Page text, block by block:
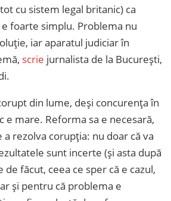
cu sistem legal britanic) ca
foarte simplu. Problema nu
iar aparatul judiciar în
scrie jurnalista de la București,
din lume, deși concurența în
e mare. Reforma sa e necesară,
a rezolva corupția: nu doar că va
sunt incerte (și asta după
de făcut, ceea ce sper că e cazul,
și pentru că problema e